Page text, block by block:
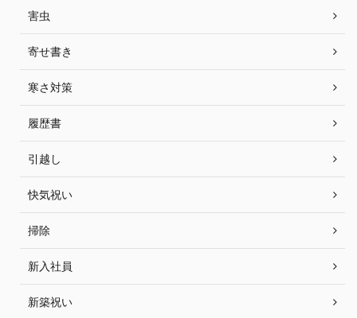
害虫
寄せ書き
寒さ対策
履歴書
引越し
快気祝い
掃除
新入社員
新築祝い